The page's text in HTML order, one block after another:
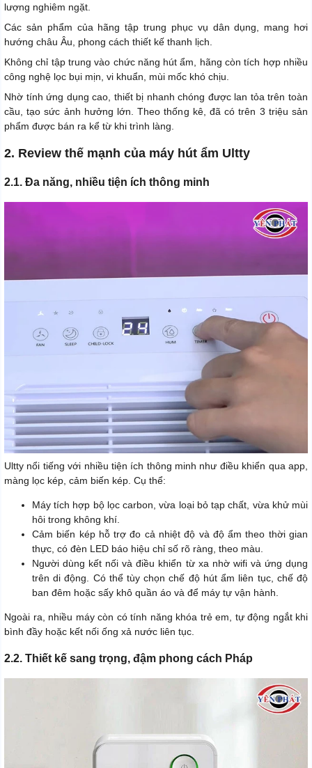
lượng nghiêm ngặt.
Các sản phẩm của hãng tập trung phục vụ dân dụng, mang hơi
hướng châu Âu, phong cách thiết kế thanh lịch.
Không chỉ tập trung vào chức năng hút ẩm, hãng còn tích hợp nhiều
công nghệ lọc bụi mịn, vi khuẩn, mùi mốc khó chịu.
Nhờ tính ứng dụng cao, thiết bị nhanh chóng được lan tỏa trên toàn
cầu, tạo sức ảnh hưởng lớn. Theo thống kê, đã có trên 3 triệu sản
phẩm được bán ra kể từ khi trình làng.
2. Review thế mạnh của máy hút ẩm Ultty
2.1. Đa năng, nhiều tiện ích thông minh
Ultty nổi tiếng với nhiều tiện ích thông minh như điều khiển qua app,
màng lọc kép, cảm biến kép. Cụ thể:
Máy tích hợp bộ lọc carbon, vừa loại bỏ tạp chất, vừa khử mùi
hôi trong không khí.
Cảm biến kép hỗ trợ đo cả nhiệt độ và độ ẩm theo thời gian
thực, có đèn LED báo hiệu chỉ số rõ ràng, theo màu.
Người dùng kết nối và điều khiển từ xa nhờ wifi và ứng dụng
trên di động. Có thể tùy chọn chế độ hút ẩm liên tục, chế độ
ban đêm hoặc sấy khô quần áo và để máy tự vận hành.
Ngoài ra, nhiều máy còn có tính năng khóa trẻ em, tự động ngắt khi
bình đầy hoặc kết nối ống xả nước liên tục.
2.2. Thiết kế sang trọng, đậm phong cách Pháp